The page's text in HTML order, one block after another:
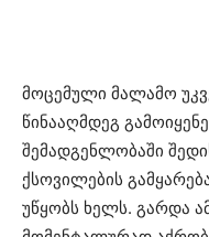
მოცემული მალამო
წინააღმდეგ
შემადგენლობაში
ქსოვილების
უწყობს ხელს. გარდა